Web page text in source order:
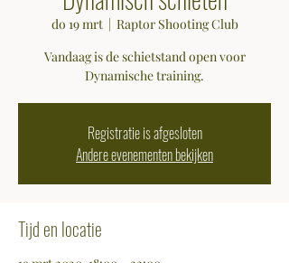
do 19 mrt
  |
Raptor Shooting Club
Vandaag is de schietstand open voor
Dynamische training.
Registratie is afgesloten
Andere evenementen bekijken
Tijd en locatie